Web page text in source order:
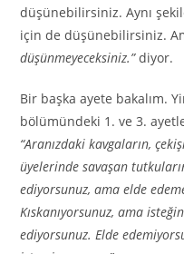
düşünebilirsiniz. Aynı
için de düşünebilirsiniz.
düşünmeyeceksiniz.”diyor.
Bir başka ayete bakalım.
bölümündeki 1. ve 3.
“Aranızdaki kavgaların,
üyelerinde savaşan
ediyorsunuz, ama elde
Kıskanıyorsunuz, ama
ediyorsunuz. Elde